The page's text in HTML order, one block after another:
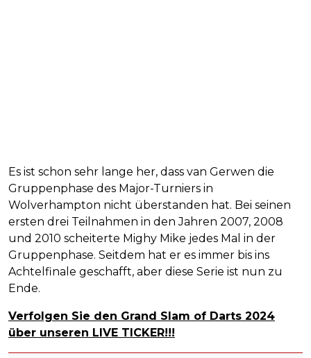
Es ist schon sehr lange her, dass van Gerwen die
Gruppenphase des Major-Turniers in
Wolverhampton nicht überstanden hat. Bei seinen
ersten drei Teilnahmen in den Jahren 2007, 2008
und 2010 scheiterte Mighy Mike jedes Mal in der
Gruppenphase. Seitdem hat er es immer bis ins
Achtelfinale geschafft, aber diese Serie ist nun zu
Ende.
Verfolgen Sie den Grand Slam of Darts 2024
über unseren LIVE TICKER!!!